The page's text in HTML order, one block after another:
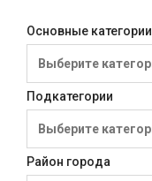
Основные категории
Подкатегории
Район города